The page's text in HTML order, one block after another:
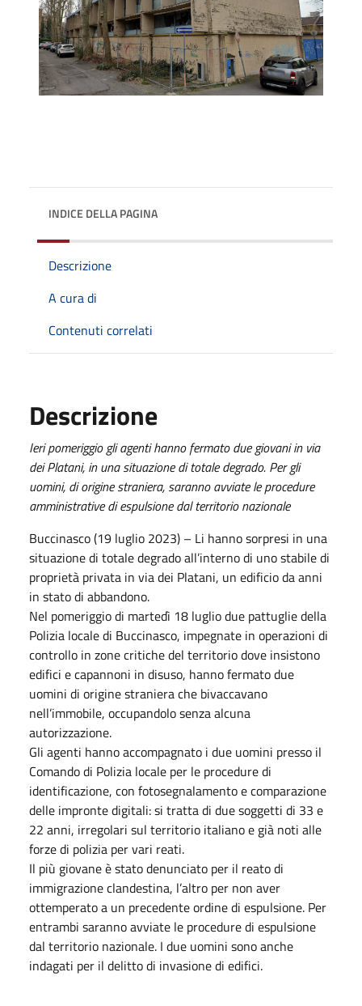
INDICE DELLA PAGINA
Descrizione
A cura di
Contenuti correlati
Descrizione
Ieri pomeriggio gli agenti hanno fermato due giovani in via
dei Platani, in una situazione di totale degrado. Per gli
uomini, di origine straniera, saranno avviate le procedure
amministrative di espulsione dal territorio nazionale
Buccinasco (19 luglio 2023) – Li hanno sorpresi in una
situazione di totale degrado all’interno di uno stabile di
proprietà privata in via dei Platani, un edificio da anni
in stato di abbandono.
Nel pomeriggio di martedì 18 luglio due pattuglie della
Polizia locale di Buccinasco, impegnate in operazioni di
controllo in zone critiche del territorio dove insistono
edifici e capannoni in disuso, hanno fermato due
uomini di origine straniera che bivaccavano
nell’immobile, occupandolo senza alcuna
autorizzazione.
Gli agenti hanno accompagnato i due uomini presso il
Comando di Polizia locale per le procedure di
identificazione, con fotosegnalamento e comparazione
delle impronte digitali: si tratta di due soggetti di 33 e
22 anni, irregolari sul territorio italiano e già noti alle
forze di polizia per vari reati.
Il più giovane è stato denunciato per il reato di
immigrazione clandestina, l’altro per non aver
ottemperato a un precedente ordine di espulsione. Per
entrambi saranno avviate le procedure di espulsione
dal territorio nazionale. I due uomini sono anche
indagati per il delitto di invasione di edifici.